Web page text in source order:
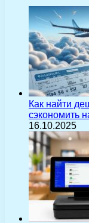
Как найти
сэкономить
16.10.2025